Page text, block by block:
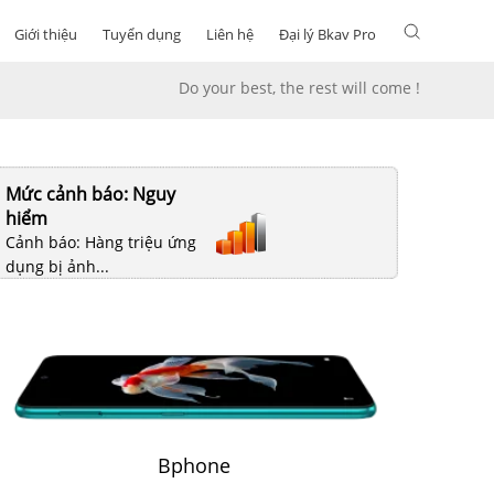
Giới thiệu Tuyển dụng Liên hệ Đại lý Bkav Pro
Do your best, the rest will come !
Mức cảnh báo: Nguy
hiểm
Cảnh báo: Hàng triệu ứng
dụng bị ảnh...
Bphone